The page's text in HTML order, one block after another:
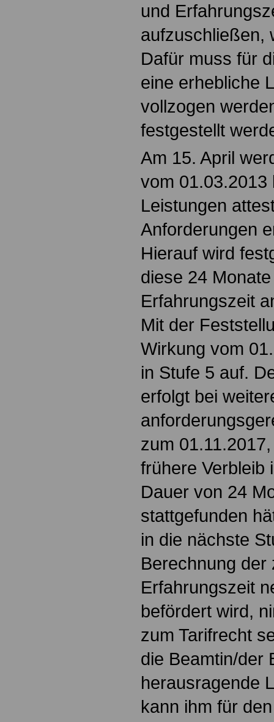
und
aufzuschließen,
Dafür muss für
eine erhebliche
vollzogen
festgestellt
Am 15. April
vom 01.03.2013
Leistungen
Anforderungen
Hierauf wird
diese 24
Erfahrungszeit
Mit der
Wirkung vom
in Stufe 5 auf.
erfolgt bei
zum
frühere Verbleib
Dauer von 24
stattgefunden
in die nächste
Berechnung der
Erfahrungszeit
befördert wird,
zum Tarifrecht
die Beamtin/der
herausragende
kann ihm für